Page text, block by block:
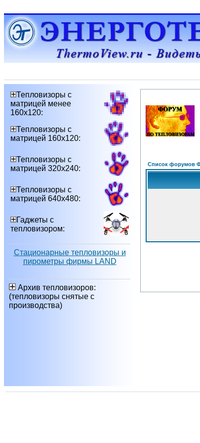
Тепловизоры с
матрицей менее
160х120:
Тепловизоры с
матрицей 160х120:
Тепловизоры с
матрицей 320х240:
Тепловизоры с
матрицей 640х480:
Гаджеты с
тепловизором:
Стационарные тепловизоры и
пирометры фирмы LAND
Архив тепловизоров:
(тепловизоры снятые с
производства)
Список форумов